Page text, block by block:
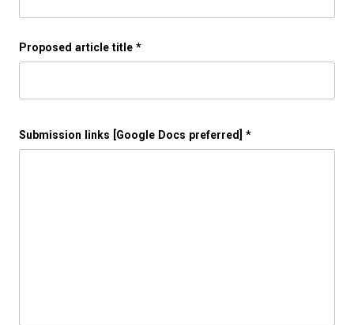
Proposed article title *
Submission links [Google Docs preferred] *